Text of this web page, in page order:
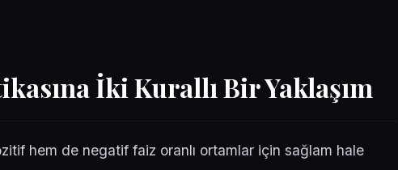
İki Kurallı Bir Yaklaşım
hem de negatif faiz oranlı ortamlar için sağlam hale